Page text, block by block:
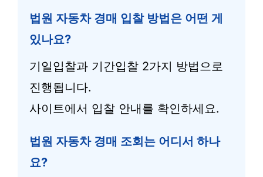
법원 자동차 경매 입찰 방법은 어떤 게
있나요?
기일입찰과 기간입찰 2가지 방법으로
진행됩니다.
사이트에서 입찰 안내를 확인하세요.
법원 자동차 경매 조회는 어디서 하나
요?